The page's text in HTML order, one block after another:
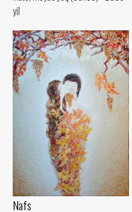
yil
Nafs